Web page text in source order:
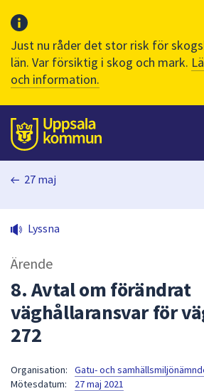
Just nu råder det stor risk för
län. Var försiktig i skog och mark.
och information.
Till sidans
huvudinnehåll
27 maj
Lyssna
Ärende
8. Avtal om förändrat
väghållaransvar för
272
Organisation:
Gatu- och
Mötesdatum:
27 maj 2021